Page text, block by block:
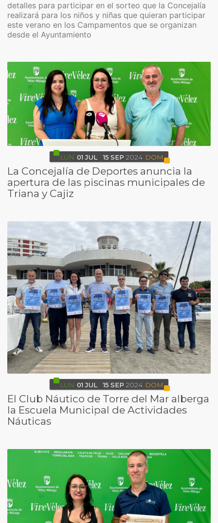
detalles para participar en el sorteo que la Concejalía
realizará para los niños y niñas que quieran participar
este verano en los Campamentos que se organizan
desde el Ayuntamiento
LUN 01 JUL 15 SEP 2024 DOM
La Concejalía de Deportes anuncia la
apertura de las piscinas municipales de
Triana y Cajiz
LUN 01 JUL 15 SEP 2024 DOM
El Club Náutico de Torre del Mar alberga
la Escuela Municipal de Actividades
Náuticas